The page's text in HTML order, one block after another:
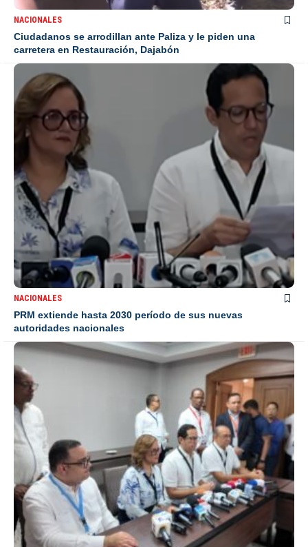
NACIONALES
Ciudadanos se arrodillan ante Paliza y le piden una
carretera en Restauración, Dajabón
NACIONALES
PRM extiende hasta 2030 período de sus nuevas
autoridades nacionales